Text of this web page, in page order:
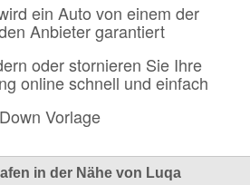
ein Auto von einem der
Anbieter garantiert
oder stornieren Sie Ihre
online schnell und einfach
Vorlage
in der Nähe von Luqa